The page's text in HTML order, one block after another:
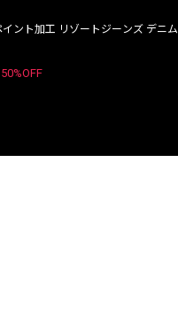
イント加工 リゾートジーンズ デニム
50%OFF